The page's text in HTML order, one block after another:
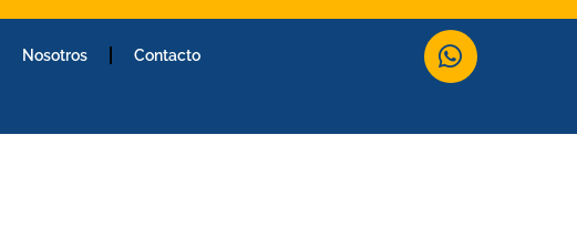
Nosotros Contacto
W
h